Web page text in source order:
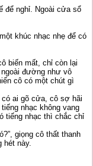
để nghỉ. Ngoài cửa sổ
khúc nhạc nhẹ để có
biến mất, chỉ còn lại
đường như vô
cô có một chút gì
ai gõ cửa, cô sợ hãi
nhạc không vang
tiếng nhạc thì chắc chỉ
giọng cô thất thanh
hét này.